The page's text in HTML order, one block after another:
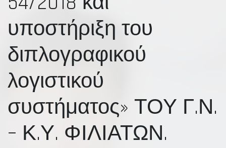
υποστήριξη του
διπλογραφικού
λογιστικού
συστήματος» ΤΟΥ Γ.Ν.
– Κ.Υ. ΦΙΛΙΑΤΩΝ.